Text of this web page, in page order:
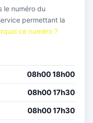
le numéro du
permettant la
ce numéro ?
08h00 18h00
08h00 17h30
08h00 17h30